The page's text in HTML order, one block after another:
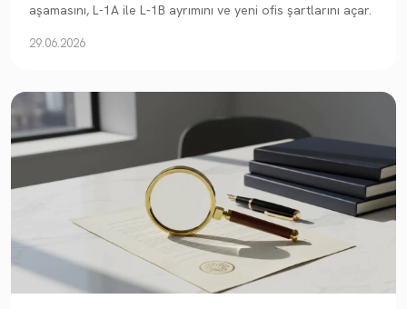
aşamasını, L-1A ile L-1B ayrımını ve yeni ofis şartlarını açar.
29.06.2026